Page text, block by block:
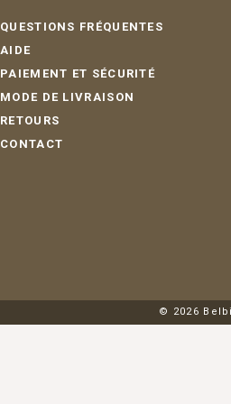
QUESTIONS FRÉQUENTES
AIDE
PAIEMENT ET SÉCURITÉ
MODE DE LIVRAISON
RETOURS
CONTACT
© 2026